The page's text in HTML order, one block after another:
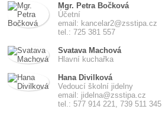
Mgr. Petra Bočková
Účetní
email: kancelar2@zsstipa.cz
tel.: 725 381 557
Svatava Machová
Hlavní kuchařka
Hana Divilková
Vedoucí školní jidelny
email: jidelna@zsstipa.cz
tel.: 577 914 221, 739 511 345